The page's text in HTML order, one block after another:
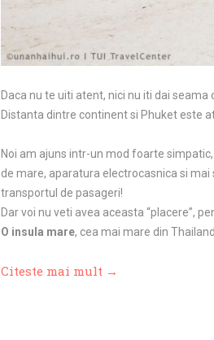
Daca nu te uiti atent, nici nu iti dai seama
Distanta dintre continent si Phuket este
Noi am ajuns intr-un mod foarte
de mare, aparatura electrocasnica si
transportul de pasageri!
Dar voi nu veti avea aceasta “placere”,
O insula mare, cea mai mare din
Citeste mai mult →